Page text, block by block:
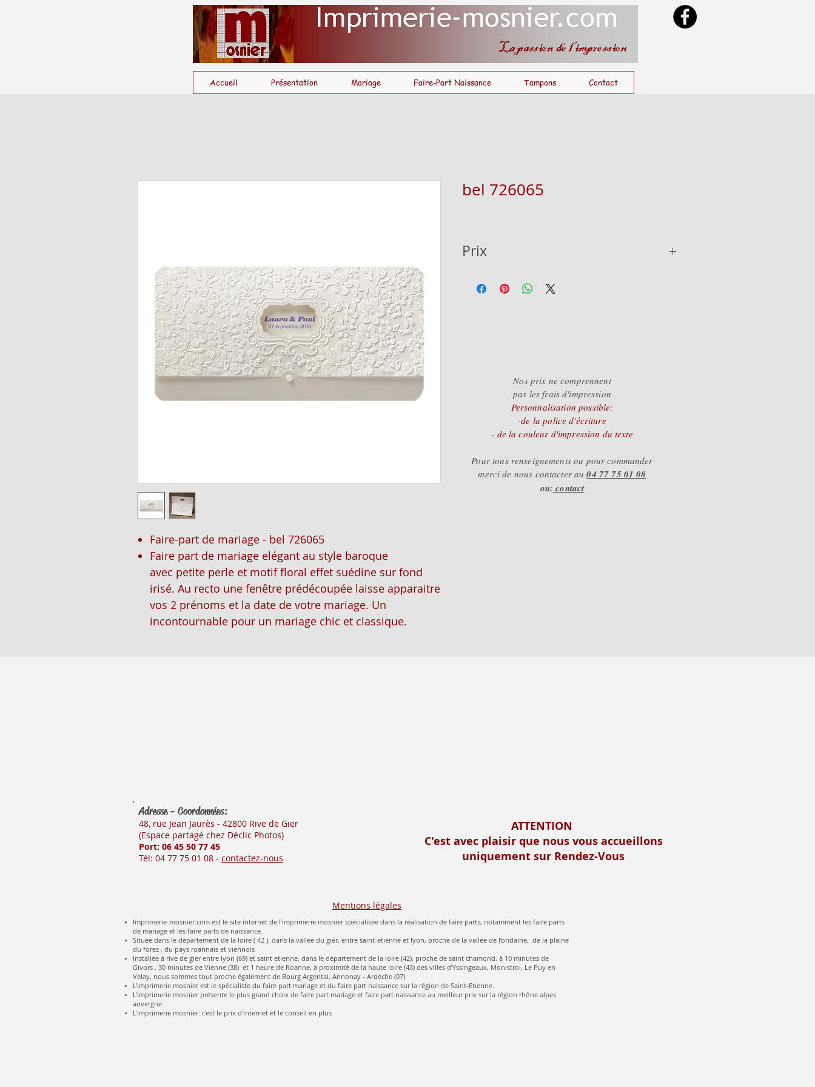
Accueil Présentation Mariage Faire-Part Naissance Tampons Contact
Faire-part de mariage - bel 726065
Faire part de mariage elégant au style baroque
avec petite perle et motif floral effet suédine sur fond
irisé. Au recto une fenêtre prédécoupée laisse apparaitre
vos 2 prénoms et la date de votre mariage. Un
incontournable pour un mariage chic et classique.
bel 726065
Prix
Nos prix ne comprennent
pas les frais d'impression
Personnalisation possible:
-de la police d'écriture
- de la couleur d'impression du texte
Pour tous renseignements ou pour commander
merci de nous contacter au04 77 75 01 08
ou: contact
Adresse - Coordonnées:
48, rue Jean Jaurès - 42800 Rive de Gier
(Espace partagé chez Déclic Photos)
Port: 06 45 50 77 45
Tél: 04 77 75 01 08 - contactez-nous
ATTENTION
C'est avec plaisir que nous vous accueillons
uniquement sur Rendez-Vous
Mentions légales
Imprimerie-mosnier.com est le site internet de l’imprimerie mosnier spécialisée dans la réalisation de faire parts, notamment les faire parts
de mariage et les faire parts de naissance.
Située dans le département de la loire ( 42 ), dans la vallée du gier, entre saint-etienne et lyon, proche de la vallée de l’ondaine, de la plaine
du forez , du pays roannais et viennois
Installée à rive de gier entre lyon (69) et saint etienne, dans le département de la loire (42), proche de saint chamond, à 10 minutes de
Givors , 30 minutes de Vienne (38) et 1 heure de Roanne, à proximité de la haute loire (43) des villes d’Yssingeaux, Monistrol, Le Puy en
Velay, nous sommes tout proche également de Bourg Argental, Annonay - Ardèche (07)
L'imprimerie mosnier est le spécialiste du faire part mariage et du faire part naissance sur la région de Saint-Etienne.
L’imprimerie mosnier présente le plus grand choix de faire part mariage et faire part naissance au meilleur prix sur la région rhône alpes
auvergne.
L'imprimerie mosnier: c'est le prix d'internet et le conseil en plus​